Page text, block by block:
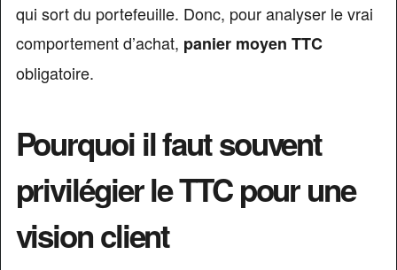
qui sort du portefeuille. Donc, pour analyser le vrai
comportement d’achat, panier moyen TTC
obligatoire.
Pourquoi il faut souvent
privilégier le TTC pour une
vision client